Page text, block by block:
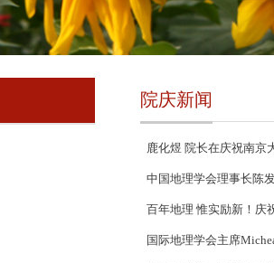
院庆新闻
鹿化煜 院长在庆祝南京
中国地理学会理事长陈
百年地理 惟实励新！庆
国际地理学会主席